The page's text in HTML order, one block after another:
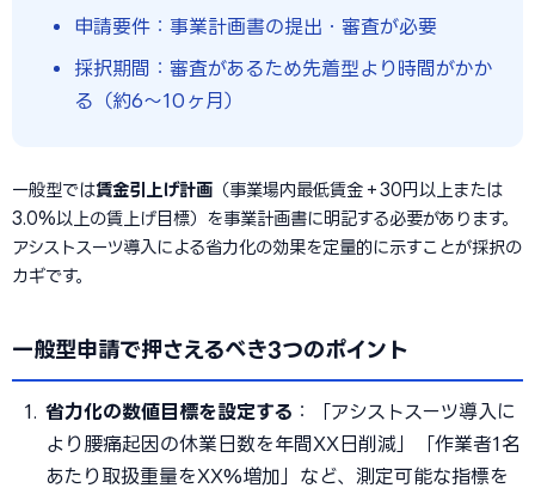
申請要件：事業計画書の提出・審査が必要
採択期間：審査があるため先着型より時間がかか
る（約6〜10ヶ月）
一般型では賃金引上げ計画 （事業場内最低賃金＋30円以上または
3.0%以上の賃上げ目標）を事業計画書に明記する必要があります。
アシストスーツ導入による省力化の効果を定量的に示すことが採択の
カギです。
一般型申請で押さえるべき3つのポイント
省力化の数値目標を設定する ：「アシストスーツ導入に
より腰痛起因の休業日数を年間XX日削減」「作業者1名
あたり取扱重量をXX%増加」など、測定可能な指標を